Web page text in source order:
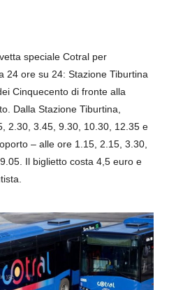
speciale Cotral per
24 ore su 24: Stazione Tiburtina
Cinquecento di fronte alla
Dalla Stazione Tiburtina,
2.30, 3.45, 9.30, 10.30, 12.35 e
– alle ore 1.15, 2.15, 3.30,
Il biglietto costa 4,5 euro e